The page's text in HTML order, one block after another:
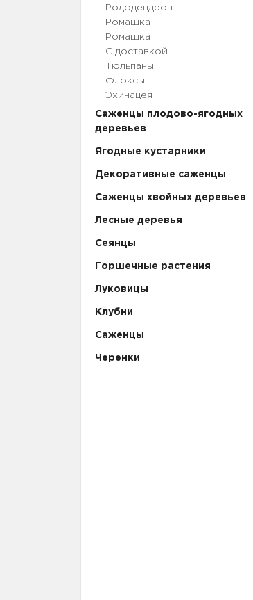
Рододендрон
Ромашка
Ромашка
С доставкой
Тюльпаны
Флоксы
Эхинацея
Саженцы плодово-ягодных
деревьев
Ягодные кустарники
Декоративные саженцы
Саженцы хвойных деревьев
Лесные деревья
Сеянцы
Горшечные растения
Луковицы
Клубни
Саженцы
Черенки